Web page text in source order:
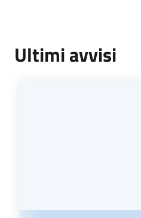
Ultimi avvisi